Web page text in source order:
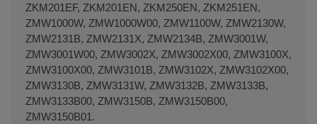
ZKM201EF, ZKM201EN, ZKM250EN, ZKM251EN,
ZMW1000W, ZMW1000W00, ZMW1100W, ZMW2130W,
ZMW2131B, ZMW2131X, ZMW2134B, ZMW3001W,
ZMW3001W00, ZMW3002X, ZMW3002X00, ZMW3100X,
ZMW3100X00, ZMW3101B, ZMW3102X, ZMW3102X00,
ZMW3130B, ZMW3131W, ZMW3132B, ZMW3133B,
ZMW3133B00, ZMW3150B, ZMW3150B00,
ZMW3150B01.